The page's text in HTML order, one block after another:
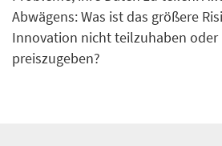
Abwägens: Was ist das größere
Innovation nicht teilzuhaben oder
preiszugeben?